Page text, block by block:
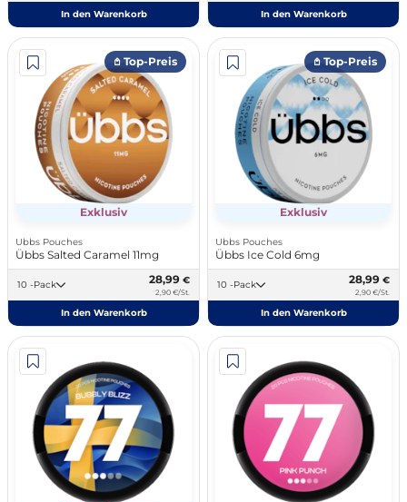
In den Warenkorb In den Warenkorb
𖤘 Top-Preis
Exklusiv
Ubbs Pouches
Übbs Salted Caramel 11mg
10 -Pack 28,99 €
2,90 €/St.
In den Warenkorb
𖤘 Top-Preis
Exklusiv
Ubbs Pouches
Übbs Ice Cold 6mg
10 -Pack 28,99 €
2,90 €/St.
In den Warenkorb